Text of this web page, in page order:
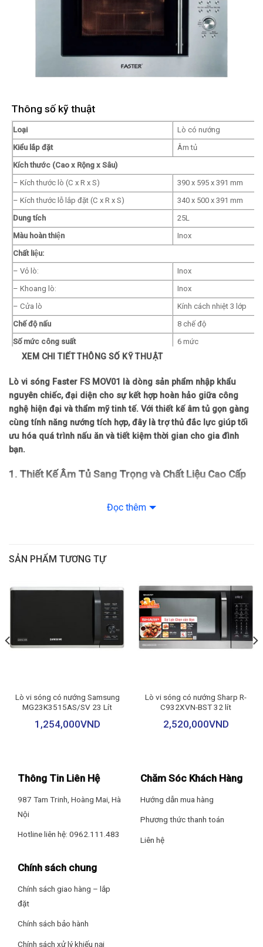
Thông số kỹ thuật
Loại
Lò có nướng
Kiểu lắp đặt
Âm tủ
Kích thước (Cao x Rộng x Sâu)
– Kích thước lò (C x R x S)
390 x 595 x 391 mm
– Kích thước lỗ lắp đặt (C x R x S)
340 x 500 x 391 mm
Dung tích
25L
Màu hoàn thiện
Inox
Chất liệu:
– Vỏ lò:
Inox
– Khoang lò:
Inox
– Cửa lò
Kính cách nhiệt 3 lớp
Chế độ nấu
8 chế độ
Số mức công suất
6 mức
Công suất vi sóng
Công suất nướng
1400 W
Bảng điều khiển
– Vị trí
Cạnh bên phải lò
– Kiểu điều khiển
Nút nhấn và núm xoay
Mà̀n hình hiển thị
Phụ kiện đi kèm
XEM CHI TIẾT THÔNG SỐ KỸ THUẬT
Lò vi sóng Faster FS MOV01 là dòng sản phẩm nhập khẩu
nguyên chiếc, đại diện cho sự kết hợp hoàn hảo giữa công
nghệ hiện đại và thẩm mỹ tinh tế. Với thiết kế âm tủ gọn gàng
cùng tính năng nướng tích hợp, đây là trợ thủ đắc lực giúp tối
ưu hóa quá trình nấu ăn và tiết kiệm thời gian cho gia đình
bạn.
1. Thiết Kế Âm Tủ Sang Trọng và Chất Liệu Cao Cấp
mang lại vẻ đẹp hiện đại và đẳng cấp cho không gian bếp.
độ bền vượt trội theo thời gian.
chống bám bẩn và vân tay, không chỉ tạo vẻ ngoài cuốn hút
mà còn ngăn chặn nhiệt và tia bức xạ, bảo vệ an toàn tuyệt
Kích thước chuẩn:Kích thước lò R595 x S416 x C390 (mm)
2. Dung Tích Lớn và Hiệu Suất Mạnh Mẽ
cầu sử dụng của gia đình từ 4-5 thành viên.
đều.
6 mức công suất vi sóng:
Tùy chỉnh linh hoạt từ P0 đến
P100 (0% – 100%), phù hợp cho mọi nhu cầu từ làm nóng
sữa, nấu canh (P100), nấu cơm/thịt (P80) đến hầm thịt (P60)
3. Tính Năng Thông Minh và Đa Dạng Chế Độ Nấu
Sản phẩm được tích hợp bảng điều khiển điện tử Digital kết hợp
núm xoay và màn hình LED hiển thị rõ nét, mang lại trải nghiệm
Kết hợp Vi sóng & Nướng (Combi):
Đọc thêm
SẢN PHẨM TƯƠNG TỰ
Lò vi sóng có nướng Samsung
MG23K3515AS/SV 23 Lít
1,254,000VND
Lò vi sóng có nướng Sharp R-
C932XVN-BST 32 lít
2,520,000VND
Thông Tin Liên Hệ
987 Tam Trinh, Hoàng Mai, Hà
Nội
Hotline liên hệ: 0962.111.483
Chăm Sóc Khách Hàng
Hướng dẫn mua hàng
Phương thức thanh toán
Liên hệ
Chính sách chung
Chính sách giao hàng – lắp
đặt
Chính sách bảo hành
Chính sách xử lý khiếu nại